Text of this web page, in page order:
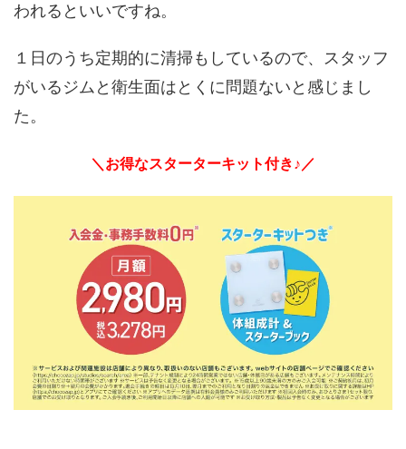
われるといいですね。
１日のうち定期的に清掃もしているので、スタッフ
がいるジムと衛生面はとくに問題ないと感じまし
た。
＼お得なスターターキット付き♪／